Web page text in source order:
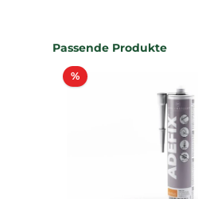
Produktgalerie überspringen
Passende Produkte
%Rabatt